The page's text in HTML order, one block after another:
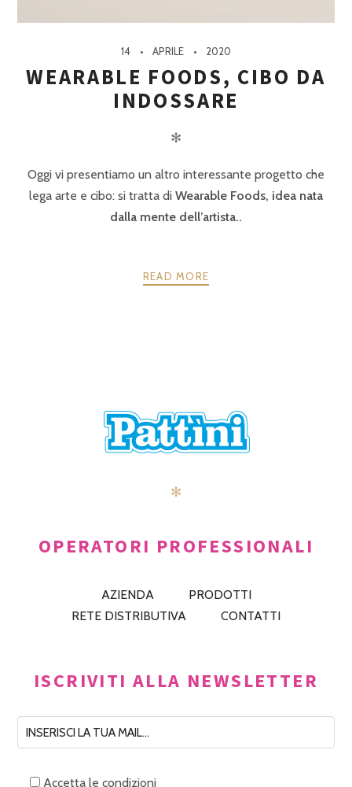
14 APRILE 2020
WEARABLE FOODS, CIBO DA
INDOSSARE
✻
Oggi vi presentiamo un altro interessante progetto che
lega arte e cibo: si tratta di Wearable Foods, idea nata
dalla mente dell’artista..
READ MORE
✻
OPERATORI PROFESSIONALI
AZIENDA
PRODOTTI
RETE DISTRIBUTIVA
CONTATTI
ISCRIVITI ALLA NEWSLETTER
Accetta le condizioni